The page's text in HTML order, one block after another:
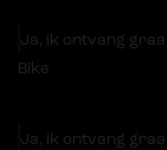
Ja, ik ontvang
Bike
Ja, ik ontvang